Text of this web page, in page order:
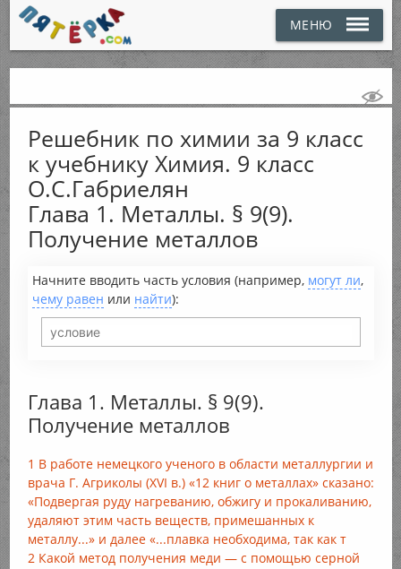
МЕНЮ
Решебник по химии за 9 класс
к учебнику Химия. 9 класс
О.С.Габриелян
Глава 1. Металлы. § 9(9).
Получение металлов
Начните вводить часть условия (например, могут ли,
чему равен или найти):
Глава 1. Металлы. § 9(9).
Получение металлов
1 В работе немецкого ученого в области металлургии и
врача Г. Агриколы (XVI в.) «12 книг о металлах» сказано:
«Подвергая руду нагреванию, обжигу и прокаливанию,
удаляют этим часть веществ, примешанных к
металлу...» и далее «...плавка необходима, так как т
2 Какой метод получения меди — с помощью серной